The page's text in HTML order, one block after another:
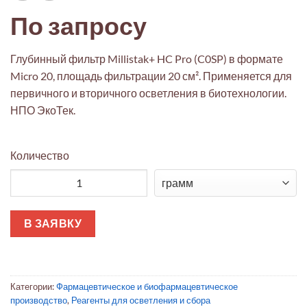
По запросу
Глубинный фильтр Millistak+ HC Pro (C0SP) в формате
Micro 20, площадь фильтрации 20 см². Применяется для
первичного и вторичного осветления в биотехнологии.
НПО ЭкоТек.
Количество
В ЗАЯВКУ
Категории:Фармацевтическое и биофармацевтическое
производство, Реагенты для осветления и сбора